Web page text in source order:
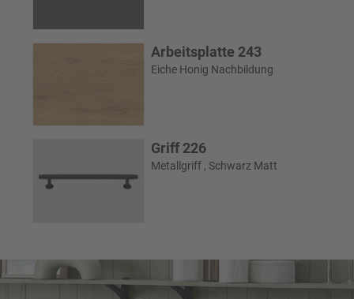
Arbeitsplatte 243
Eiche Honig Nachbildung
Griff 226
Metallgriff , Schwarz Matt